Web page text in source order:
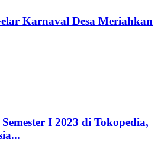
Karnaval Desa Meriahkan
I 2023 di Tokopedia,